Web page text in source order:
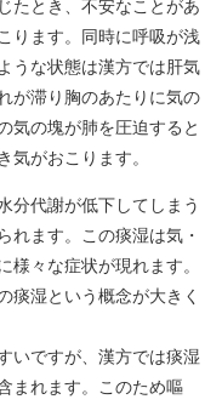
たとき、不安なことがあ
ります。同時に呼吸が浅
うな状態は漢方では肝気
が滞り胸のあたりに気の
気の塊が肺を圧迫すると
気がおこります。
分代謝が低下してしまう
れます。この痰湿は気・
様々な症状が現れます。
痰湿という概念が大きく
いですが、漢方では痰湿
まれます。このため嘔